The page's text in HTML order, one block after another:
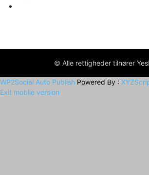
© Alle rettigheder tilhører
WP2Social Auto Publish Powered By :
Exit mobile version